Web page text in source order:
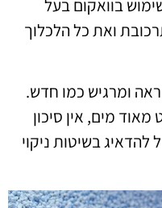
בוואקום בעל
ואת כל הלכלוך
ומרגיש כמו חדש.
מים, אין סיכון
בשיטות ניקוי